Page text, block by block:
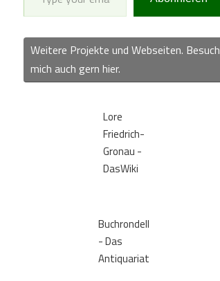
Weitere Projekte und Webseiten. Besuch
mich auch gern hier.
Lore
Friedrich-
Gronau -
DasWiki
Buchrondell
- Das
Antiquariat